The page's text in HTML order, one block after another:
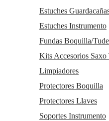
Estuches
Estuches Instrumento
Fundas Boquilla/
Kits Accesorios Saxo
Limpiadores
Protectores Boquilla
Protectores Llaves
Soportes Instrumento